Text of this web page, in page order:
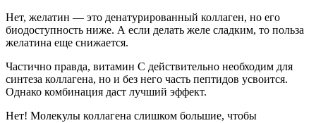
Нет, желатин — это денатурированный коллаген, но его
биодоступность ниже. А если делать желе сладким, то польза
желатина еще снижается.
Частично правда, витамин С действительно необходим для
синтеза коллагена, но и без него часть пептидов усвоится.
Однако комбинация даст лучший эффект.
Нет! Молекулы коллагена слишком большие, чтобы